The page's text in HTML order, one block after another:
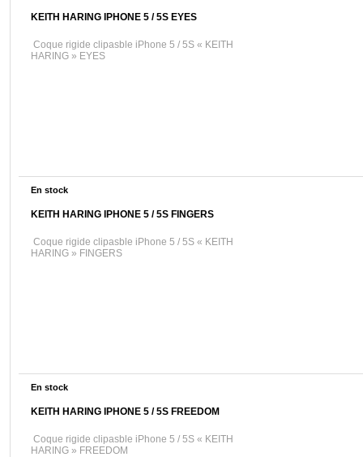
KEITH HARING IPHONE 5 / 5S EYES
Coque rigide clipasble iPhone 5 / 5S « KEITH
HARING » EYES
En stock
KEITH HARING IPHONE 5 / 5S FINGERS
Coque rigide clipasble iPhone 5 / 5S « KEITH
HARING » FINGERS
En stock
KEITH HARING IPHONE 5 / 5S FREEDOM
Coque rigide clipasble iPhone 5 / 5S « KEITH
HARING » FREEDOM